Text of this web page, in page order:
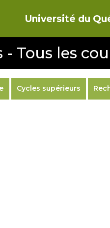
Université du
Tous les
Cycles supérieurs